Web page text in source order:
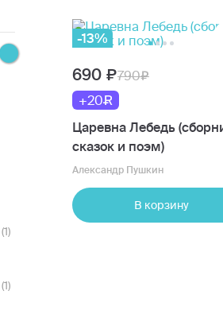
(1)
(1)
-13%
690
790
+20
Царевна Лебедь
сказок и поэм)
Александр Пушкин
В корзину